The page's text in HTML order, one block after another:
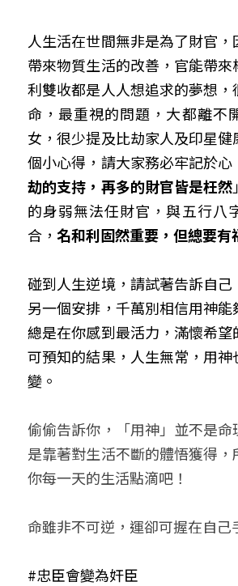
人生活在世間無非是為了財官
帶來物質生活的改善，官能帶來
利雙收都是人人想追求的夢想
命，最重視的問題，大都離不
女，很少提及比劫家人及印星
個小心得，請大家務必牢記於心
劫的支持，再多的財官皆是枉然
的身弱無法任財官，與五行八
合， 名和利固然重要，但總要有
碰到人生逆境，請試著告訴自
另一個安排，千萬別相信用神
總是在你感到最活力，滿懷希
可預知的結果，人生無常，用
變。
偷偷告訴你，「用神」並不是
是靠著對生活不斷的體悟獲得
你每一天的生活點滴吧！
命雖非不可逆，運卻可握在自己
#忠臣會變為奸臣